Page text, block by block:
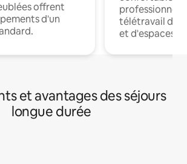
offrent
d'un
professionnels
télétravail
et d'espaces
et avantages des séjours
longue durée